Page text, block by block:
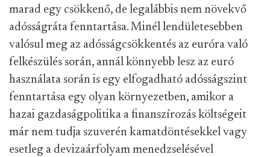
marad egy csökkenő, de legalábbis nem növekvő
adósságráta fenntartása. Minél lendületesebben
valósul meg az adósságcsökkentés az euróra való
felkészülés során, annál könnyebb lesz az euró
használata során is egy elfogadható adósságszint
fenntartása egy olyan környezetben, amikor a
hazai gazdaságpolitika a finanszírozás költségeit
már nem tudja szuverén kamatdöntésekkel vagy
esetleg a devizaárfolyam menedzselésével